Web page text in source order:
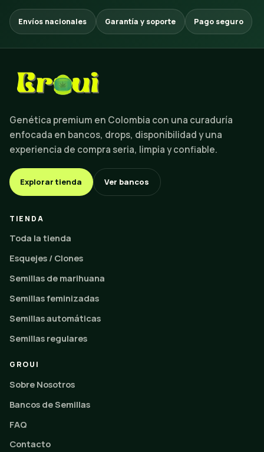
Envíos nacionales Garantía y soporte Pago seguro
Genética premium en Colombia con una curaduría
enfocada en bancos, drops, disponibilidad y una
experiencia de compra seria, limpia y confiable.
Explorar tienda Ver bancos
TIENDA
Toda la tienda
Esquejes / Clones
Semillas de marihuana
Semillas feminizadas
Semillas automáticas
Semillas regulares
GROUI
Sobre Nosotros
Bancos de Semillas
FAQ
Contacto